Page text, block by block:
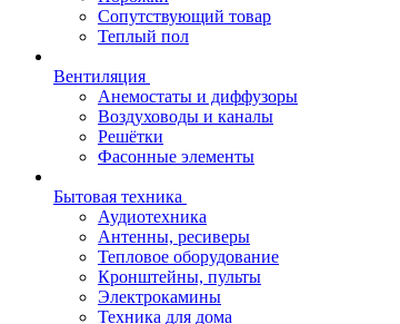
Сопутствующий товар
Теплый пол
Вентиляция
Анемостаты и диффузоры
Воздуховоды и каналы
Решётки
Фасонные элементы
Бытовая техника
Аудиотехника
Антенны, ресиверы
Тепловое оборудование
Кронштейны, пульты
Электрокамины
Техника для дома